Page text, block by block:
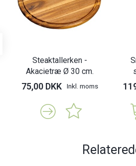
Steaktallerken -
Akacietræ Ø 30 cm.
75,00 DKK Inkl. moms